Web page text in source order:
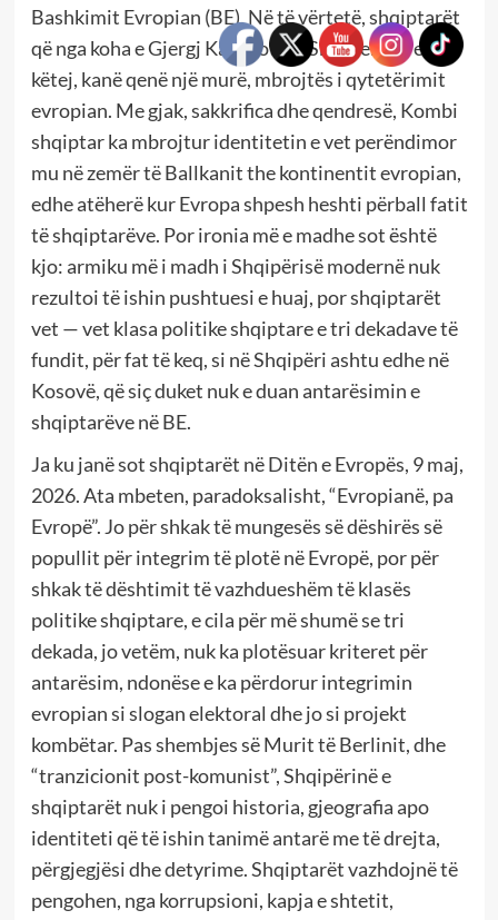
Bashkimit Evropian (BE). Në të vërtetë, shqiptarët
që nga koha e Gjergj Kastriotit – Skënderbeu e
këtej, kanë qenë një murë, mbrojtës i qytetërimit
evropian. Me gjak, sakkrifica dhe qendresë, Kombi
shqiptar ka mbrojtur identitetin e vet perëndimor
mu në zemër të Ballkanit the kontinentit evropian,
edhe atëherë kur Evropa shpesh heshti përball fatit
të shqiptarëve. Por ironia më e madhe sot është
kjo: armiku më i madh i Shqipërisë modernë nuk
rezultoi të ishin pushtuesi e huaj, por shqiptarët
vet — vet klasa politike shqiptare e tri dekadave të
fundit, për fat të keq, si në Shqipëri ashtu edhe në
Kosovë, që siç duket nuk e duan antarësimin e
shqiptarëve në BE.
Ja ku janë sot shqiptarët në Ditën e Evropës, 9 maj,
2026. Ata mbeten, paradoksalisht, “Evropianë, pa
Evropë”. Jo për shkak të mungesës së dëshirës së
popullit për integrim të plotë në Evropë, por për
shkak të dështimit të vazhdueshëm të klasës
politike shqiptare, e cila për më shumë se tri
dekada, jo vetëm, nuk ka plotësuar kriteret për
antarësim, ndonëse e ka përdorur integrimin
evropian si slogan elektoral dhe jo si projekt
kombëtar. Pas shembjes së Murit të Berlinit, dhe
“tranzicionit post-komunist”, Shqipërinë e
shqiptarët nuk i pengoi historia, gjeografia apo
identiteti që të ishin tanimë antarë me të drejta,
përgjegjësi dhe detyrime. Shqiptarët vazhdojnë të
pengohen, nga korrupsioni, kapja e shtetit,